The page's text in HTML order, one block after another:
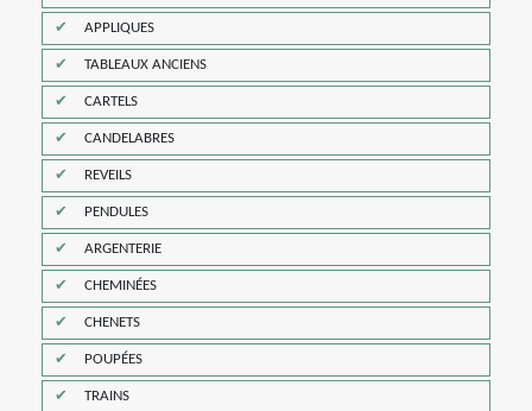
APPLIQUES
TABLEAUX ANCIENS
CARTELS
CANDELABRES
REVEILS
PENDULES
ARGENTERIE
CHEMINÉES
CHENETS
POUPÉES
TRAINS